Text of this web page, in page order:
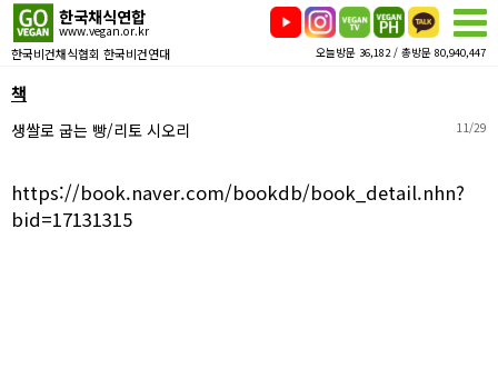
한국채식연합
www.vegan.or.kr
한국비건채식협회 한국비건연대 오늘방문 36,182 / 총방문 80,940,447
책
생쌀로 굽는 빵/리토 시오리 11/29
https://book.naver.com/bookdb/book_detail.nhn?
bid=17131315